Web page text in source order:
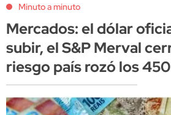
Minuto a minuto
Mercados: el dólar
subir, el S&P Merval
riesgo país rozó los